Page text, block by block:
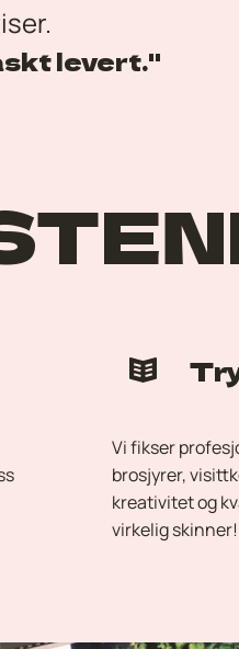
levert."
Vi fikser
brosjyrer,
kreativitet og
virkelig skinner!